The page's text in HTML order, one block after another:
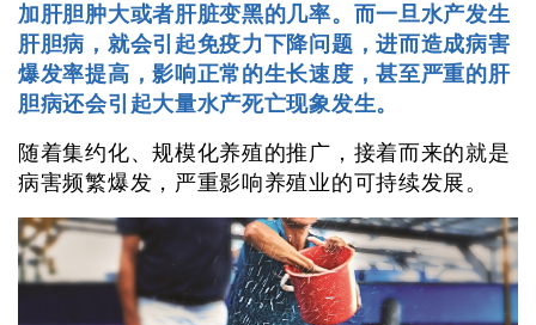
加肝胆肿大或者肝脏变黑的几率。而一旦水产发生
肝胆病，就会引起免疫力下降问题，进而造成病害
爆发率提高，影响正常的生长速度，甚至严重的肝
胆病还会引起大量水产死亡现象发生。
随着集约化、规模化养殖的推广，接着而来的就是
病害频繁爆发，严重影响养殖业的可持续发展。